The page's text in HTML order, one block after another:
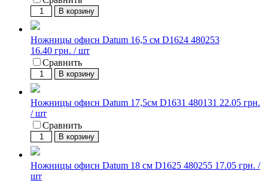
В корзину
Ножницы офисн Datum 16,5 см D1624 480253
16.40 грн. / шт
Сравнить
В корзину
Ножницы офисн Datum 17,5см D1631 480131 22.05 грн.
/ шт
Сравнить
В корзину
Ножницы офисн Datum 18 см D1625 480255 17.05 грн. /
шт